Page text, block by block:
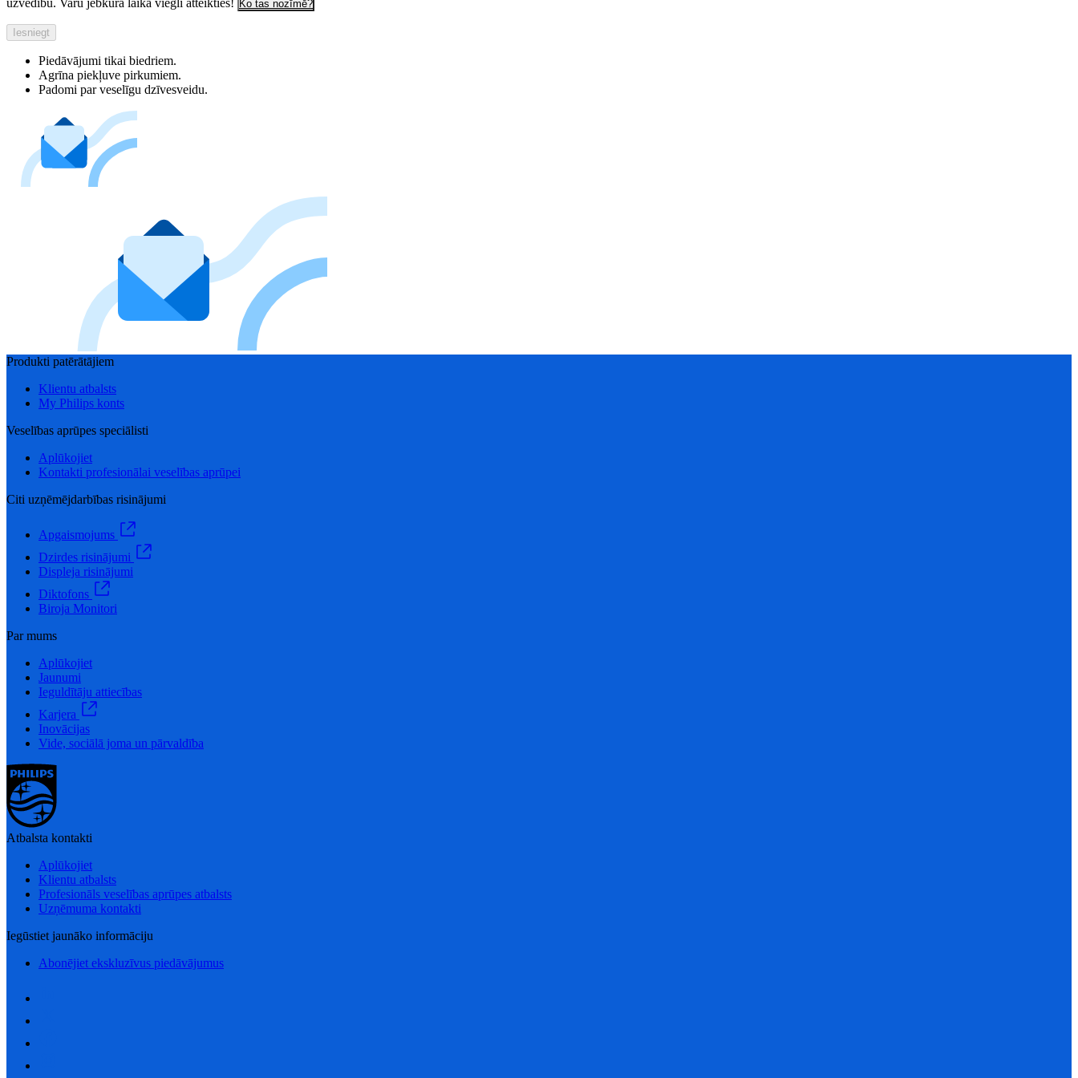
uzvedību. Varu jebkurā laikā viegli atteikties! Ko tas nozīmē?
Iesniegt
Piedāvājumi tikai biedriem.
Agrīna piekļuve pirkumiem.
Padomi par veselīgu dzīvesveidu.
Produkti patērātājiem
Klientu atbalsts
My Philips konts
Veselības aprūpes speciālisti
Aplūkojiet
Kontakti profesionālai veselības aprūpei
Citi uzņēmējdarbības risinājumi
Apgaismojums
Dzirdes risinājumi
Displeja risinājumi
Diktofons
Biroja Monitori
Par mums
Aplūkojiet
Jaunumi
Ieguldītāju attiecības
Karjera
Inovācijas
Vide, sociālā joma un pārvaldība
Atbalsta kontakti
Aplūkojiet
Klientu atbalsts
Profesionāls veselības aprūpes atbalsts
Uzņēmuma kontakti
Iegūstiet jaunāko informāciju
Abonējiet ekskluzīvus piedāvājumus